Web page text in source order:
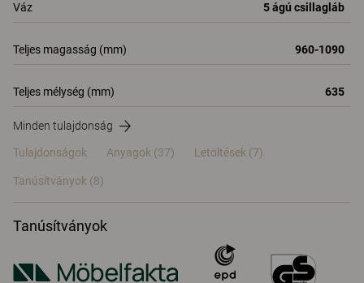
Váz 5 ágú csillagláb
Teljes magasság (mm) 960-1090
Teljes mélység (mm) 635
Minden tulajdonság
Tulajdonságok Anyagok (37) Letöltések (7)
Tanúsítványok (8)
Tanúsítványok